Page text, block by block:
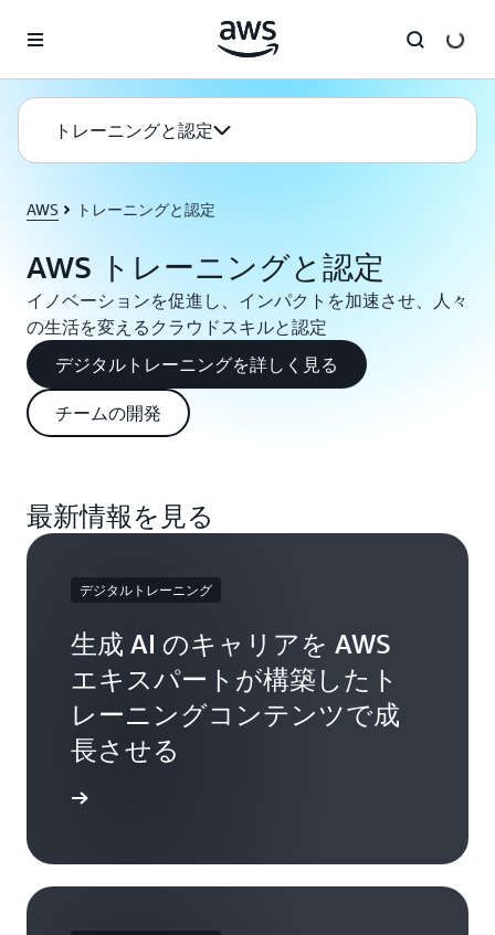
トレーニングと認定
AWS トレーニングと認定
AWS トレーニングと認定
イノベーションを促進し、インパクトを加速させ、人々
の生活を変えるクラウドスキルと認定
デジタルトレーニングを詳しく見る
チームの開発
最新情報を見る
デジタルトレーニング
生成 AI のキャリアを AWS
エキスパートが構築したト
レーニングコンテンツで成
長させる